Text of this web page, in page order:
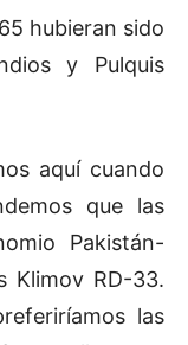
hubieran sido
y Pulquis
aquí cuando
que las
Pakistán-
Klimov RD-33.
las